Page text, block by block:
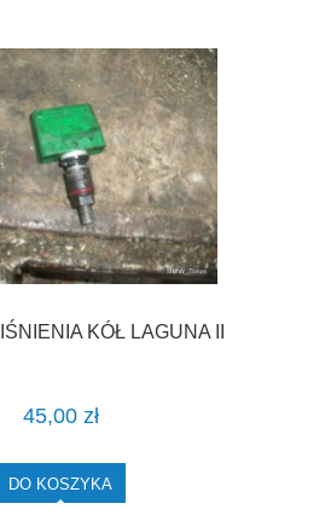
KÓŁ LAGUNA II
45,00 zł
DO KOSZYKA